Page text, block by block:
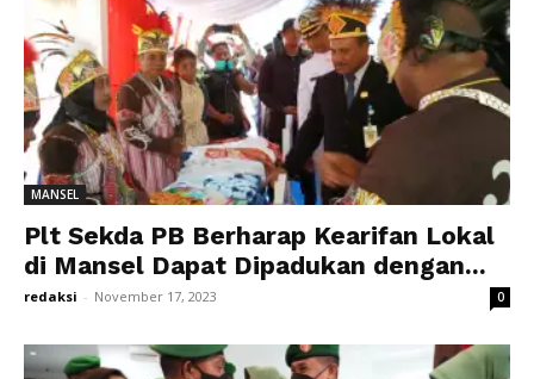
MANSEL
Plt Sekda PB Berharap Kearifan Lokal
di Mansel Dapat Dipadukan dengan...
redaksi - November 17, 2023 0